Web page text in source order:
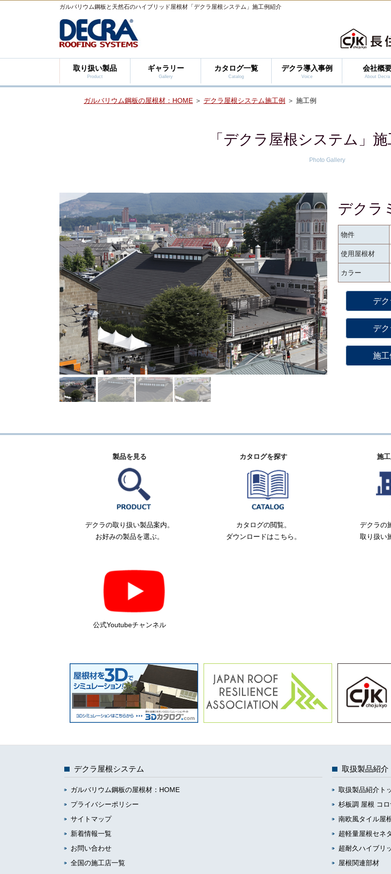
ガルバリウム鋼板と天然石のハイブリッド屋根材「デクラ屋根システム」施工例紹介
取り扱い製品
Product
ギャラリー
Gallery
カタログ一覧
Catalog
デクラ導入事例
Voice
会社概
About Decra
ガルバリウム鋼板の屋根材：HOME ＞ デクラ屋根システム施工例 ＞ 施工例
「デクラ屋根システム」
Photo Gallery
デクラ
物件
使用屋根材
カラー
デ
デ
施
製品を見る
デクラの取り扱い製品案内。
お好みの製品を選ぶ。
カタログを探す
カタログの閲覧。
ダウンロードはこちら。
施
デクラの
取り扱い
公式Youtubeチャンネル
デクラ屋根システム
ガルバリウム鋼板の屋根材：HOME
プライバシーポリシー
サイトマップ
新着情報一覧
お問い合わせ
全国の施工店一覧
取扱製品紹介
取扱製品紹介ト
杉板調 屋根 コ
南欧風タイル屋
超軽量屋根セネ
超耐久ハイブリ
屋根関連部材